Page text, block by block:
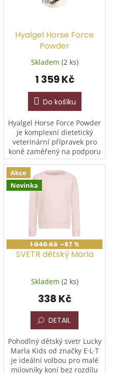
Hyalgel Horse Force
Powder
Skladem (2 ks)
1 359 Kč
Do košíku
Hyalgel Horse Force Powder
je komplexní dietetický
veterinární přípravek pro
koně zaměřený na podporu
zdraví kloubů, šlach a
celého pohybového aparátu.
Pomáhá při zánětech, po...
Akce
Novinka
1 040 Kč –67 %
SVETR dětský Marla
Skladem (2 ks)
338 Kč
DETAIL
Pohodlný dětský svetr Lucky
Marla Kids od značky E·L·T
je ideální volbou pro malé
milovníky koní bez rozdílu